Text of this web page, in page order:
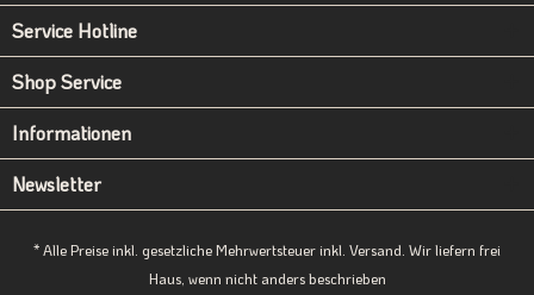
Service Hotline
Shop Service
Informationen
Newsletter
* Alle Preise inkl. gesetzliche Mehrwertsteuer inkl. Versand. Wir liefern frei
Haus, wenn nicht anders beschrieben